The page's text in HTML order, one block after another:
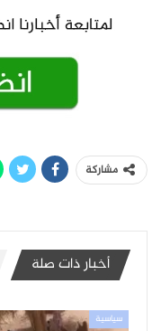
مشاركة
أخبار ذات صلة
سياسية